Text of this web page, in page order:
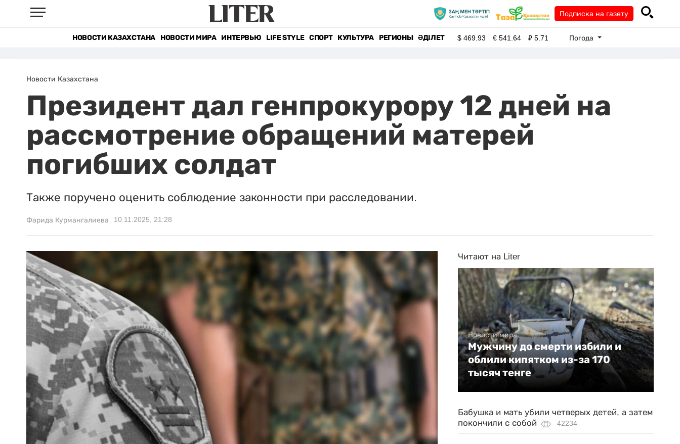
Подписка на газету
НОВОСТИ КАЗАХСТАНА НОВОСТИ МИРА ИНТЕРВЬЮ LIFE STYLE СПОРТ КУЛЬТУРА РЕГИОНЫ ӘДІЛЕТ $469.93 €541.64 ₽5.71 Погода
Новости Казахстана
Президент дал генпрокурору 12 дней на
рассмотрение обращений матерей
погибших солдат
Также поручено оценить соблюдение законности при расследовании.
Фарида Курмангалиева 10.11.2025, 21:28
Читают на Liter
Новости мира
Мужчину до смерти избили и
облили кипятком из-за 170
тысяч тенге
Бабушка и мать убили четверых детей, а затем
покончили с собой
42234